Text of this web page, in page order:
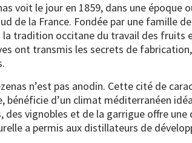
voit le jour en 1859, dans une
de la France. Fondée par une famille de
tradition occitane du travail des fruits
ont transmis les secrets de
n’est pas anodin. Cette cité de
bénéficie d’un climat méditerranéen
des vignobles et de la garrigue offre
a permis aux distillateurs de